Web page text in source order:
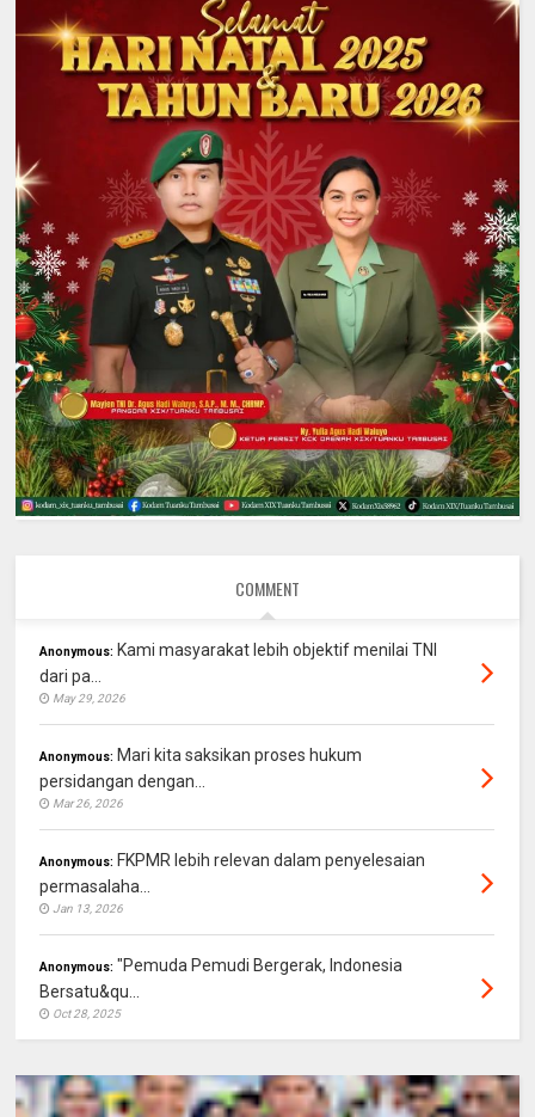
COMMENT
Anonymous: Kami masyarakat lebih objektif menilai TNI
dari pa...
May 29, 2026
Anonymous: Mari kita saksikan proses hukum
persidangan dengan...
Mar 26, 2026
Anonymous: FKPMR lebih relevan dalam penyelesaian
permasalaha...
Jan 13, 2026
Anonymous: "Pemuda Pemudi Bergerak, Indonesia
Bersatu&qu...
Oct 28, 2025